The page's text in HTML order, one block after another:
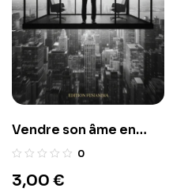
Vendre son âme en
soixante secondes
0
3,00 €